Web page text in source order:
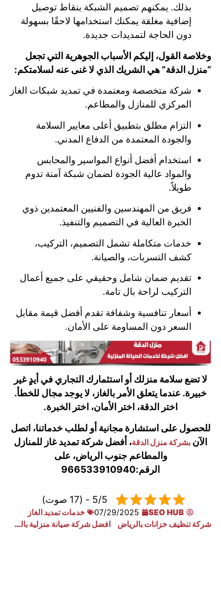
بذلك. يمكنهم تصميم الشبكة بنقاط توصيل
إضافية مغلقة يمكنك استخدامها لاحقًا بسهولة
دون الحاجة لتمديدات جديدة.
وخلاصة القول، إليكم الأسباب الجوهرية التي تجعل
“منزل الدقة” هي الشريك الذي لا غنى عنه لسلامتكم:
شركة متخصصة ومعتمدة في تمديد شبكات الغاز
المركزي للمنازل والمطاعم.
التزام مطلق بتطبيق أعلى معايير السلامة
والجودة المعتمدة من الدفاع المدني.
استخدام أفضل أنواع المواسير والمحابس
والمواد عالية الجودة لضمان شبكة آمنة تدوم
طويلاً.
فريق من المهندسين والفنيين المعتمدين ذوي
الخبرة العالية في التصميم والتنفيذ.
خدمات متكاملة تشمل التصميم، التركيب،
كشف التسربات، والصيانة.
تقديم ضمان شامل وحقيقي على جميع أعمال
التركيب لراحة بال تامة.
أسعار تنافسية وشفافة تقدم أفضل قيمة مقابل
السعر دون المساومة على الأمان.
لا تضع سلامة منزلك أو استثمارك التجاري في أيدٍ غير
خبيرة. عندما يتعلق الأمر بالغاز، لا يوجد مجال للخطأ.
اختر الدقة، اختر الأمان، اختر الخبرة.
للحصول على استشارة مجانية أو لطلب خدماتنا، اتصل
الآن بشركة منزل الدقة، أفضل شركة تمديد غاز للمنازل
والمطاعم جنوب الرياض، على
الرقم:966533910940
5/5 - (17 صوت)
SEO HUB
07/29/2025
خدمات تمديد الغاز
شركة تنظيف خزانات بالرياض
افضل شركة صيانة منزلية بالرياض 0533910940